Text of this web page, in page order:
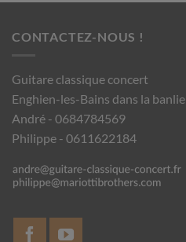
CONTACTEZ-NOUS !
Guitare classique concert
Enghien-les-Bains dans la
André - 0684784569
Philippe - 0611622184